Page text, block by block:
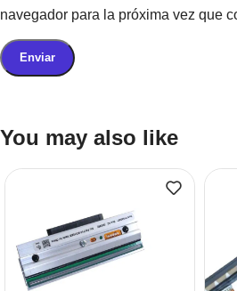
navegador para la próxima vez que
You may also like